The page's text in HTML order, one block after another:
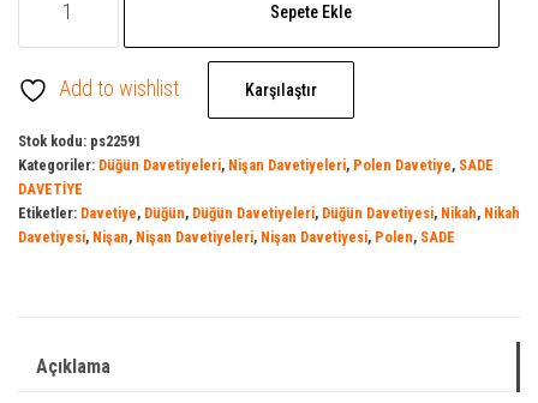
DAVETİYE
|
Davetiye
|
Davetiye
Sezon
Sepete Ekle
Add to wishlist Karşılaştır
Stok kodu: ps22591
Kategoriler: Düğün Davetiyeleri, Nişan Davetiyeleri, Polen Davetiye, SADE
DAVETİYE
Etiketler: Davetiye, Düğün, Düğün Davetiyeleri, Düğün Davetiyesi, Nikah, Nikah
Davetiyesi, Nişan, Nişan Davetiyeleri, Nişan Davetiyesi, Polen, SADE
Açıklama